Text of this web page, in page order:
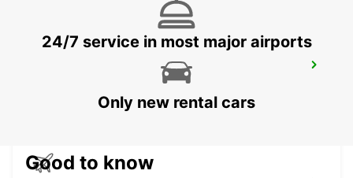
24/7 service in most major airports
Only new rental cars
Good to know